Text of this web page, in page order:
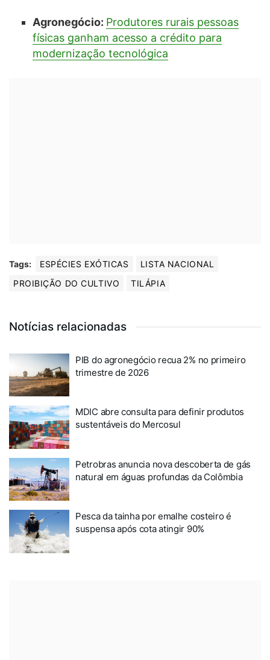
Agronegócio: Produtores rurais pessoas
físicas ganham acesso a crédito para
modernização tecnológica
Tags: ESPÉCIES EXÓTICAS
LISTA NACIONAL
PROIBIÇÃO DO CULTIVO
TILÁPIA
Notícias relacionadas
PIB do agronegócio recua 2% no primeiro
trimestre de 2026
MDIC abre consulta para definir produtos
sustentáveis do Mercosul
Petrobras anuncia nova descoberta de gás
natural em águas profundas da Colômbia
Pesca da tainha por emalhe costeiro é
suspensa após cota atingir 90%